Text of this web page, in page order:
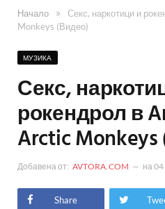
Начало »
Секс, наркотици и
Monkeys (Видео)
МУЗИКА
Секс,
рокендрол в
Arctic
Добавена от: AVTORA.COM на
Share